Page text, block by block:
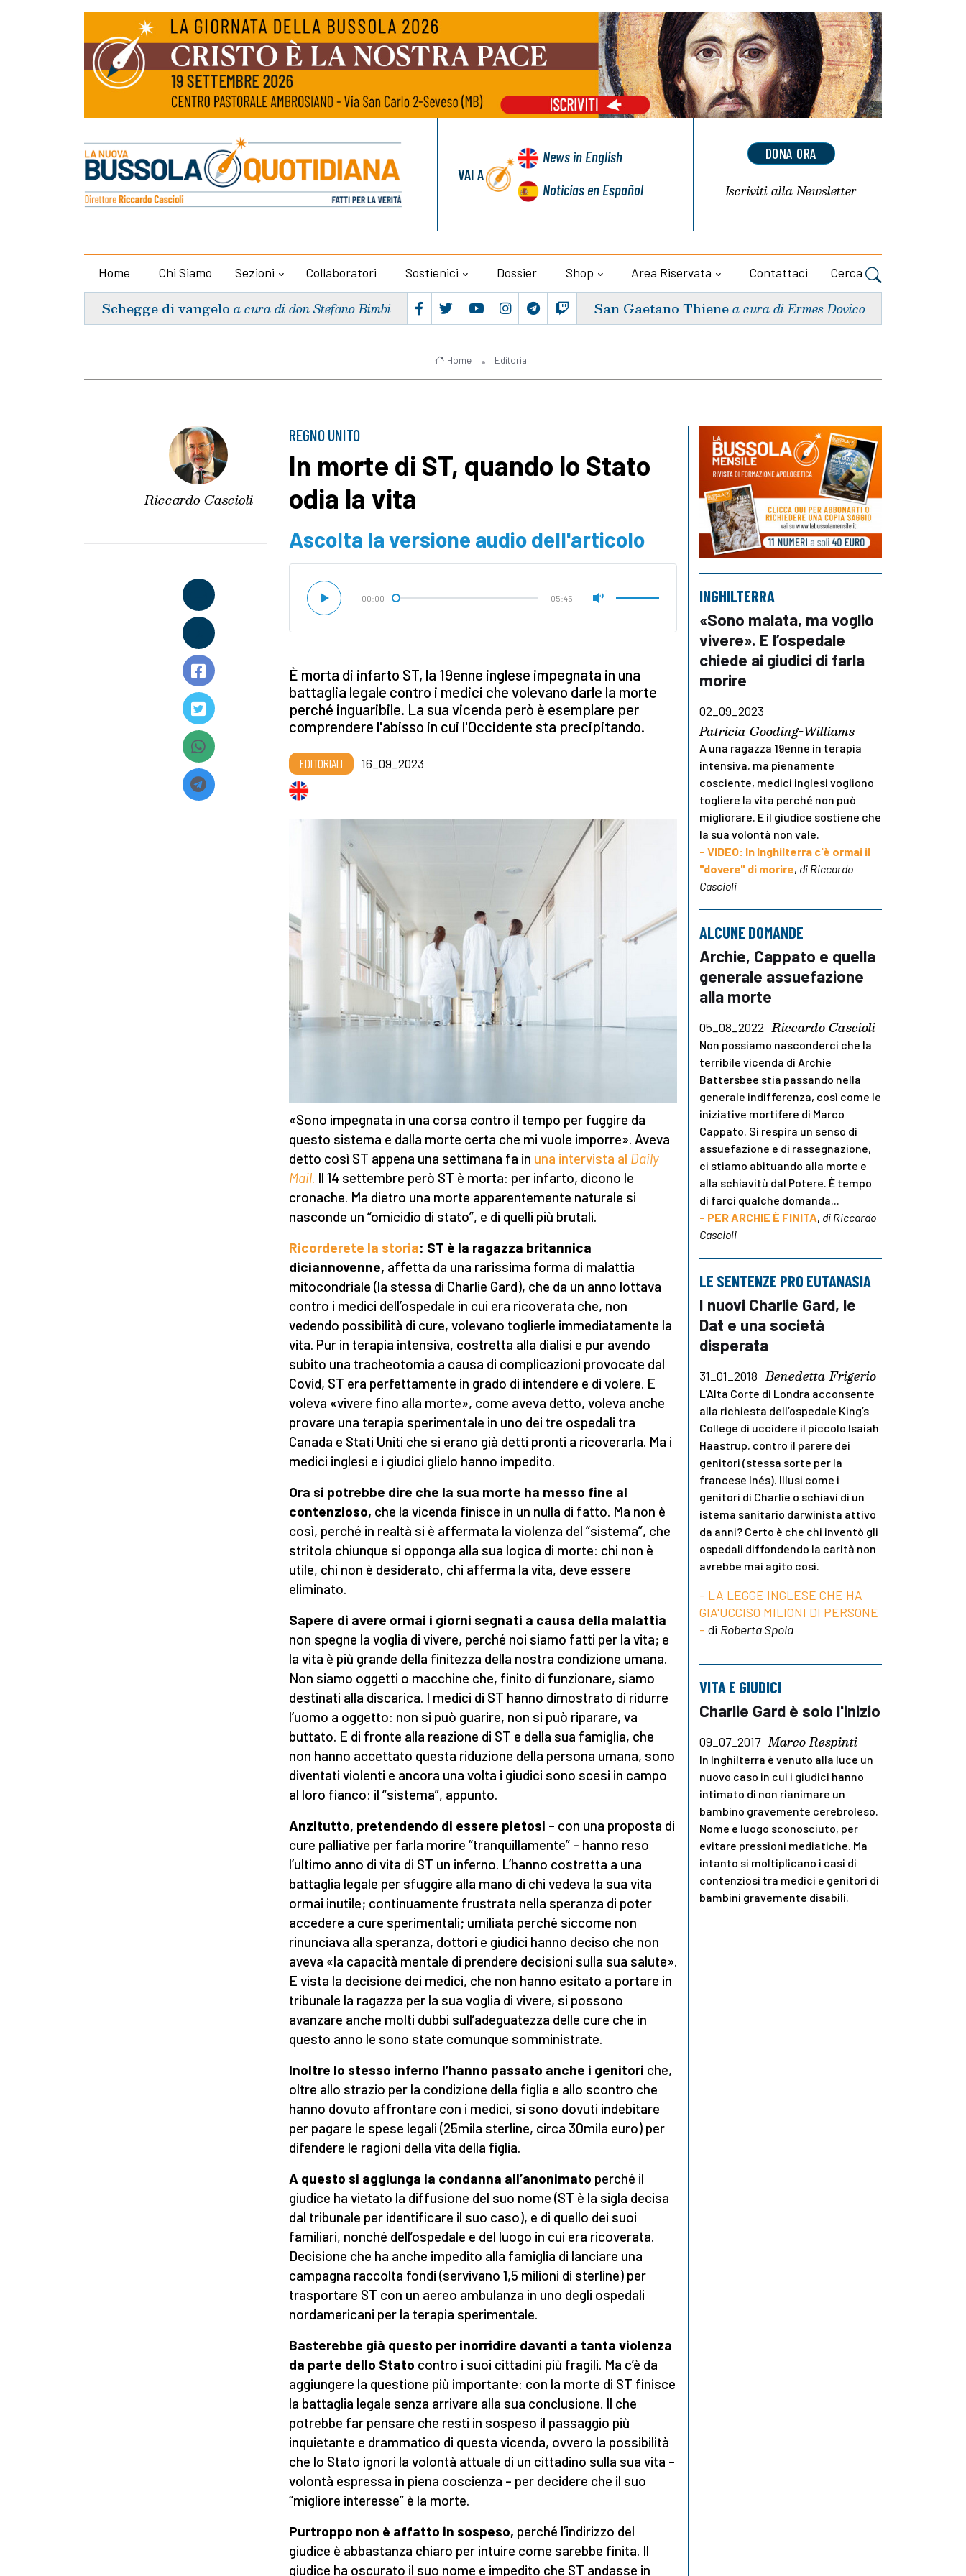
VAI A
Newsin English
Noticiasen Español
DONA ORA
Iscriviti allaNewsletter
Home Chi Siamo Sezioni Collaboratori Sostienici Dossier Shop Area Riservata Contattaci Cerca
Schegge di vangelo a cura di don Stefano Bimbi San Gaetano Thiene a cura di Ermes Dovico
Home Editoriali
Riccardo Cascioli
REGNO UNITO
In morte di ST, quando lo Stato
odia la vita
Ascolta la versione audio dell'articolo
00:00 05:45
È morta di infarto ST, la 19enne inglese impegnata in una
battaglia legale contro i medici che volevano darle la morte
perché inguaribile. La sua vicenda però è esemplare per
comprendere l'abisso in cui l'Occidente sta precipitando.
EDITORIALI 16_09_2023
«Sono impegnata in una corsa contro il tempo per fuggire da
questo sistema e dalla morte certa che mi vuole imporre». Aveva
detto così ST appena una settimana fa in una intervista al Daily
Mail. Il 14 settembre però ST è morta: per infarto, dicono le
cronache. Ma dietro una morte apparentemente naturale si
nasconde un “omicidio di stato”, e di quelli più brutali.
Ricorderete la storia: ST è la ragazza britannica
diciannovenne, affetta da una rarissima forma di malattia
mitocondriale (la stessa di Charlie Gard), che da un anno lottava
contro i medici dell’ospedale in cui era ricoverata che, non
vedendo possibilità di cure, volevano toglierle immediatamente la
vita. Pur in terapia intensiva, costretta alla dialisi e pur avendo
subito una tracheotomia a causa di complicazioni provocate dal
Covid, ST era perfettamente in grado di intendere e di volere. E
voleva «vivere fino alla morte», come aveva detto, voleva anche
provare una terapia sperimentale in uno dei tre ospedali tra
Canada e Stati Uniti che si erano già detti pronti a ricoverarla. Ma i
medici inglesi e i giudici glielo hanno impedito.
Ora si potrebbe dire che la sua morte ha messo fine al
contenzioso, che la vicenda finisce in un nulla di fatto. Ma non è
così, perché in realtà si è affermata la violenza del “sistema”, che
stritola chiunque si opponga alla sua logica di morte: chi non è
utile, chi non è desiderato, chi afferma la vita, deve essere
eliminato.
Sapere di avere ormai i giorni segnati a causa della malattia
non spegne la voglia di vivere, perché noi siamo fatti per la vita; e
la vita è più grande della finitezza della nostra condizione umana.
Non siamo oggetti o macchine che, finito di funzionare, siamo
destinati alla discarica. I medici di ST hanno dimostrato di ridurre
l’uomo a oggetto: non si può guarire, non si può riparare, va
buttato. E di fronte alla reazione di ST e della sua famiglia, che
non hanno accettato questa riduzione della persona umana, sono
diventati violenti e ancora una volta i giudici sono scesi in campo
al loro fianco: il “sistema”, appunto.
Anzitutto, pretendendo di essere pietosi – con una proposta di
cure palliative per farla morire “tranquillamente” – hanno reso
l’ultimo anno di vita di ST un inferno. L’hanno costretta a una
battaglia legale per sfuggire alla mano di chi vedeva la sua vita
ormai inutile; continuamente frustrata nella speranza di poter
accedere a cure sperimentali; umiliata perché siccome non
rinunciava alla speranza, dottori e giudici hanno deciso che non
aveva «la capacità mentale di prendere decisioni sulla sua salute».
E vista la decisione dei medici, che non hanno esitato a portare in
tribunale la ragazza per la sua voglia di vivere, si possono
avanzare anche molti dubbi sull’adeguatezza delle cure che in
questo anno le sono state comunque somministrate.
Inoltre lo stesso inferno l’hanno passato anche i genitori che,
oltre allo strazio per la condizione della figlia e allo scontro che
hanno dovuto affrontare con i medici, si sono dovuti indebitare
per pagare le spese legali (25mila sterline, circa 30mila euro) per
difendere le ragioni della vita della figlia.
A questo si aggiunga la condanna all’anonimato perché il
giudice ha vietato la diffusione del suo nome (ST è la sigla decisa
dal tribunale per identificare il suo caso), e di quello dei suoi
familiari, nonché dell’ospedale e del luogo in cui era ricoverata.
Decisione che ha anche impedito alla famiglia di lanciare una
campagna raccolta fondi (servivano 1,5 milioni di sterline) per
trasportare ST con un aereo ambulanza in uno degli ospedali
nordamericani per la terapia sperimentale.
Basterebbe già questo per inorridire davanti a tanta violenza
da parte dello Stato contro i suoi cittadini più fragili. Ma c’è da
aggiungere la questione più importante: con la morte di ST finisce
la battaglia legale senza arrivare alla sua conclusione. Il che
potrebbe far pensare che resti in sospeso il passaggio più
inquietante e drammatico di questa vicenda, ovvero la possibilità
che lo Stato ignori la volontà attuale di un cittadino sulla sua vita –
volontà espressa in piena coscienza – per decidere che il suo
“migliore interesse” è la morte.
Purtroppo non è affatto in sospeso, perché l’indirizzo del
giudice è abbastanza chiaro per intuire come sarebbe finita. Il
giudice ha oscurato il suo nome e impedito che ST andasse in
INGHILTERRA
«Sono malata, ma voglio
vivere». E l’ospedale
chiede ai giudici di farla
morire
02_09_2023
Patricia Gooding-Williams
A una ragazza 19enne in terapia
intensiva, ma pienamente
cosciente, medici inglesi vogliono
togliere la vita perché non può
migliorare. E il giudice sostiene che
la sua volontà non vale.
- VIDEO: In Inghilterra c'è ormai il
"dovere" di morire, di Riccardo
Cascioli
ALCUNE DOMANDE
Archie, Cappato e quella
generale assuefazione
alla morte
05_08_2022 Riccardo Cascioli
Non possiamo nasconderci che la
terribile vicenda di Archie
Battersbee stia passando nella
generale indifferenza, così come le
iniziative mortifere di Marco
Cappato. Si respira un senso di
assuefazione e di rassegnazione,
ci stiamo abituando alla morte e
alla schiavitù dal Potere. È tempo
di farci qualche domanda...
- PER ARCHIE È FINITA, di Riccardo
Cascioli
LE SENTENZE PRO EUTANASIA
I nuovi Charlie Gard, le
Dat e una società
disperata
31_01_2018 Benedetta Frigerio
L'Alta Corte di Londra acconsente
alla richiesta dell’ospedale King’s
College di uccidere il piccolo Isaiah
Haastrup, contro il parere dei
genitori (stessa sorte per la
francese Inés). Illusi come i
genitori di Charlie o schiavi di un
istema sanitario darwinista attivo
da anni? Certo è che chi inventò gli
ospedali diffondendo la carità non
avrebbe mai agito così.
- LA LEGGE INGLESE CHE HA
GIA'UCCISO MILIONI DI PERSONE
- di Roberta Spola
VITA E GIUDICI
Charlie Gard è solo l'inizio
09_07_2017 Marco Respinti
In Inghilterra è venuto alla luce un
nuovo caso in cui i giudici hanno
intimato di non rianimare un
bambino gravemente cerebroleso.
Nome e luogo sconosciuto, per
evitare pressioni mediatiche. Ma
intanto si moltiplicano i casi di
contenziosi tra medici e genitori di
bambini gravemente disabili.